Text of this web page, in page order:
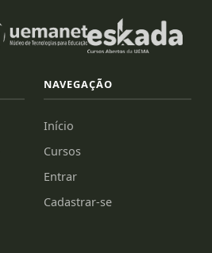
NAVEGAÇÃO
Início
Cursos
Entrar
Cadastrar-se